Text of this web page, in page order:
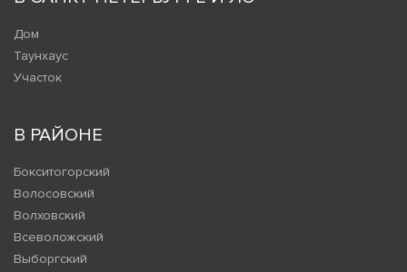
Дом
Таунхаус
Участок
В РАЙОНЕ
Бокситогорский
Волосовский
Волховский
Всеволожский
Выборгский